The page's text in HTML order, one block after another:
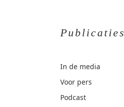
Publicaties
In de media
Voor pers
Podcast